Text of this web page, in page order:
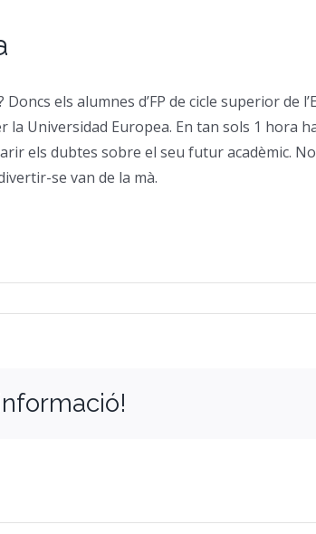
els alumnes d’FP de cicle superior
la Universidad Europea. En tan sols 1 hora
els dubtes sobre el seu futur acadèmic.
se van de la mà.